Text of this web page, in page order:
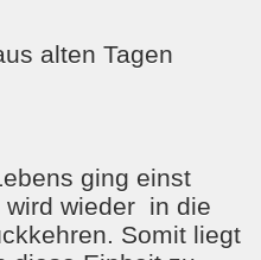
alten Tagen
ging einst
wieder in die
Somit liegt